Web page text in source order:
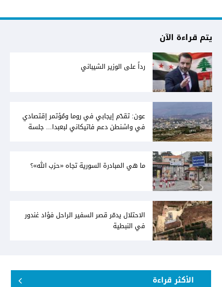
يتم قراءة الآن
رداً على الوزير الشيباني
عون: تقدّم إيجابي في روما ومُؤتمر إقتصادي
في واشنطن دعم فاتيكاني لبعبدا... جلسة
ما هي المبادرة السورية تجاه «حزب الله»؟
الاحتلال يدمّر قصر السفير الراحل فؤاد غندور
في النبطية
الأكثر قراءة